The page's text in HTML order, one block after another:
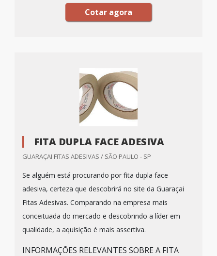
Cotar agora
FITA DUPLA FACE ADESIVA
GUARAÇAI FITAS ADESIVAS / SÃO PAULO - SP
Se alguém está procurando por fita dupla face
adesiva, certeza que descobrirá no site da Guaraçai
Fitas Adesivas. Comparando na empresa mais
conceituada do mercado e descobrindo a líder em
qualidade, a aquisição é mais assertiva.
INFORMAÇÕES RELEVANTES SOBRE A FITA